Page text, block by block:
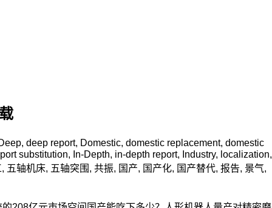
, deep report, Domestic, domestic replacement, domestic
substitution, In-Depth, in-depth report, Industry, localization,
, 五轴机床, 五轴突围 , 共振, 国产, 国产化, 国产替代, 报告, 景气,